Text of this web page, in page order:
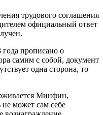
трудового соглашения
официальный ответ
года прописано о
самим с собой, документ
одна сторона, то
Минфин,
не может сам себе